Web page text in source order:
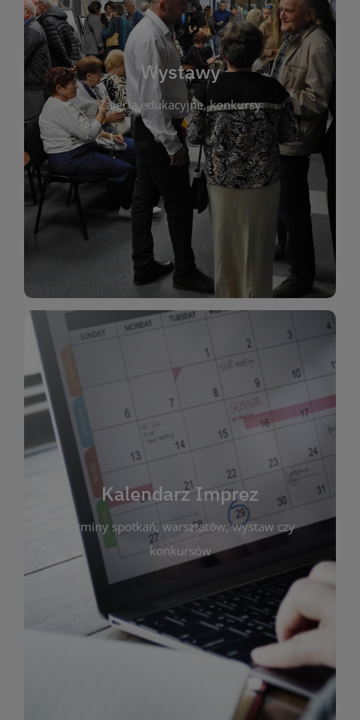
Wystawy
Zajęcia edukacyjne, konkursy
Wystawy
Biblioteka organizuje prezentujące zarówno
sztukę lokalnych twórców, jak i zbiory tematyczne.
W tej sekcji znajdziesz informacje o aktualnych
ekspozycjach oraz archiwum wystaw z
poprzednich lat. Prezentowane prace obejmują
malarstwo, fotografię, rękodzieło i inne formy
artystyczne. Każda wystawa to wyjątkowa okazja
do kontaktu z kulturą i sztuką w przestrzeni
biblioteki. Serdecznie zapraszamy wszystkich
Kalendarz Imprez
terminy spotkań, warsztatów, wystaw czy
konkursów
Kalendarz Imprez
Zakładka ta gromadzi wszystkie planowane
wydarzenia kulturalne i edukacyjne organizowane
przez bibliotekę. Możesz tu sprawdzić terminy
spotkań, warsztatów, wystaw czy konkursów.
Dzięki przejrzystemu kalendarzowi łatwo
zaplanujesz udział w interesujących Cię
wydarzeniach. Aktualizujemy harmonogram na
bieżąco, by zawsze był zgodny z planem pracy
biblioteki. Zapraszamy do śledzenia i uczestnictwa
w życiu kulturalnym miasta!
WIĘCEJ